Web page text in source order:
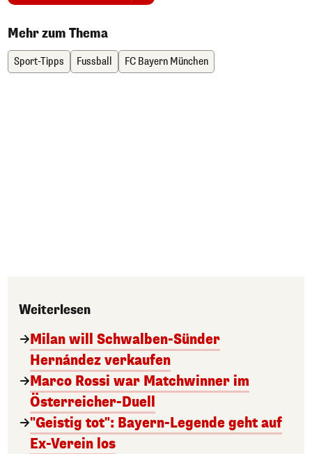
Mehr zum Thema
Sport-Tipps Fussball FC Bayern München
Weiterlesen
Milan will Schwalben-Sünder
Hernández verkaufen
Marco Rossi war Matchwinner im
Österreicher-Duell
"Geistig tot": Bayern-Legende geht auf
Ex-Verein los